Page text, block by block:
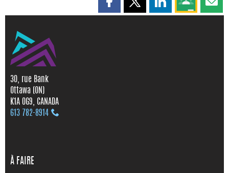
Partager cette page sur
Partager cette page sur X
Partager cette
Partagez
30, rue Bank
Ottawa (ON)
K1A 0G9, CANADA
613 782‑8914
À FAIRE